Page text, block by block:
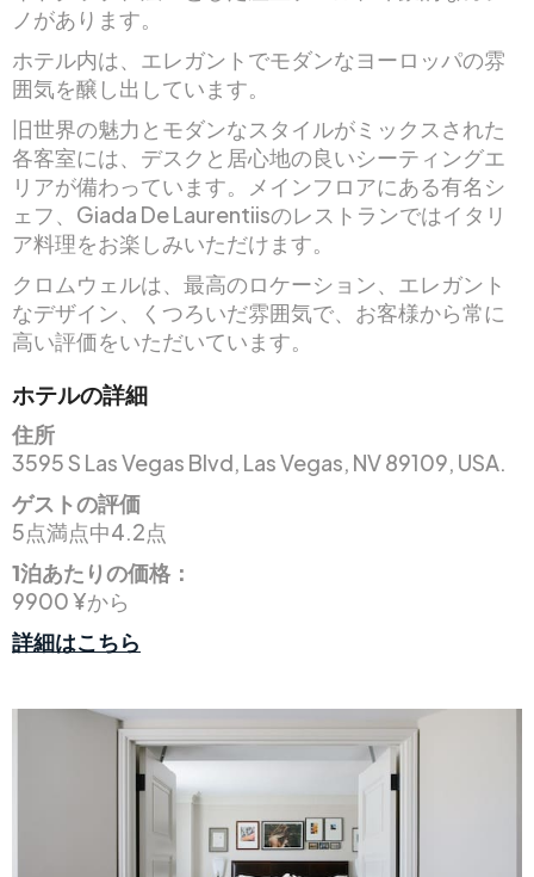
ノがあります。
ホテル内は、エレガントでモダンなヨーロッパの雰
囲気を醸し出しています。
旧世界の魅力とモダンなスタイルがミックスされた
各客室には、デスクと居心地の良いシーティングエ
リアが備わっています。メインフロアにある有名シ
ェフ、Giada De Laurentiisのレストランではイタリ
ア料理をお楽しみいただけます。
クロムウェルは、最高のロケーション、エレガント
なデザイン、くつろいだ雰囲気で、お客様から常に
高い評価をいただいています。
ホテルの詳細
住所
3595 S Las Vegas Blvd, Las Vegas, NV 89109, USA.
ゲストの評価
5点満点中4.2点
1泊あたりの価格：
9900 ¥から
詳細はこちら